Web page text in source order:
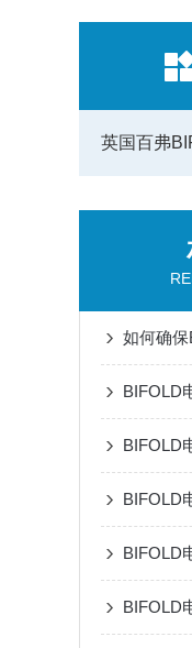
英国百弗
BIFOLD
BIFOLD